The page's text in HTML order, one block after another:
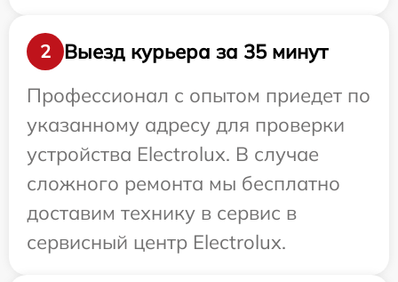
2
Выезд курьера за 35 минут
Профессионал с опытом приедет по
указанному адресу для проверки
устройства Electrolux. В случае
сложного ремонта мы бесплатно
доставим технику в сервис в
сервисный центр Electrolux.